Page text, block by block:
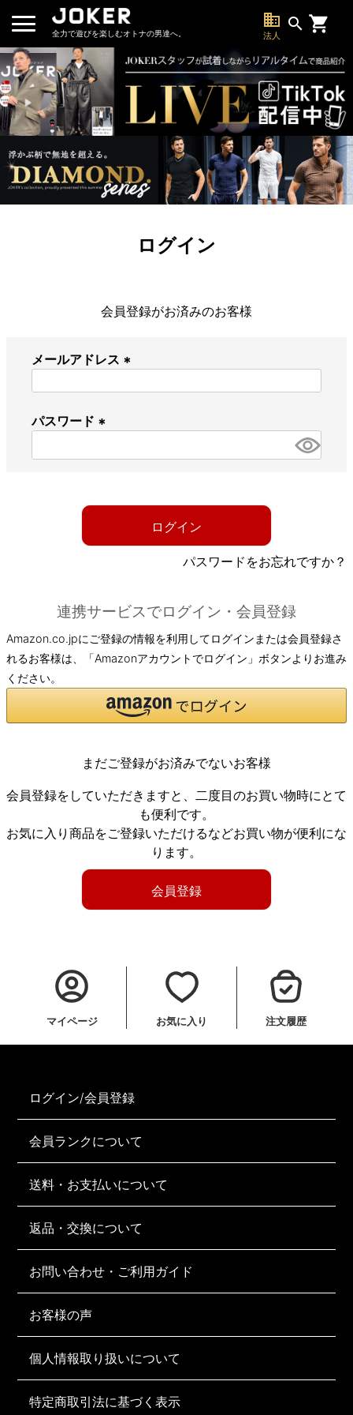
全力で遊びを楽しむオトナの男達へ。
business
法人
search
ログイン
会員登録がお済みのお客様
メールアドレス
パスワード
必
ログイン
パスワードをお忘れですか？
連携サービスでログイン・会員登録
Amazon.co.jpにご登録の情報を利用してログインまたは会員登録さ
れるお客様は、「Amazonアカウントでログイン」ボタンよりお進み
ください。
まだご登録がお済みでないお客様
会員登録をしていただきますと、二度目のお買い物時にとて
も便利です。
お気に入り商品をご登録いただけるなどお買い物が便利にな
ります。
会員登録
マイページ お気に入り 注文履歴
ログイン/会員登録
会員ランクについて
送料・お支払いについて
返品・交換について
お問い合わせ・ご利用ガイド
お客様の声
個人情報取り扱いについて
特定商取引法に基づく表示